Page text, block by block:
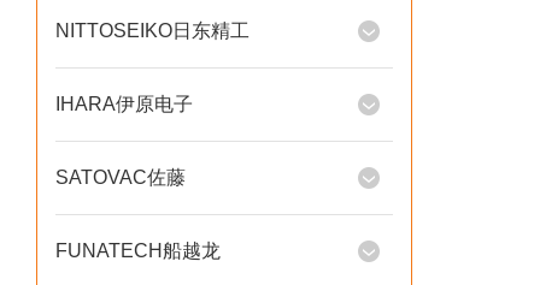
NITTOSEIKO日东精工
IHARA伊原电子
SATOVAC佐藤
FUNATECH船越龙